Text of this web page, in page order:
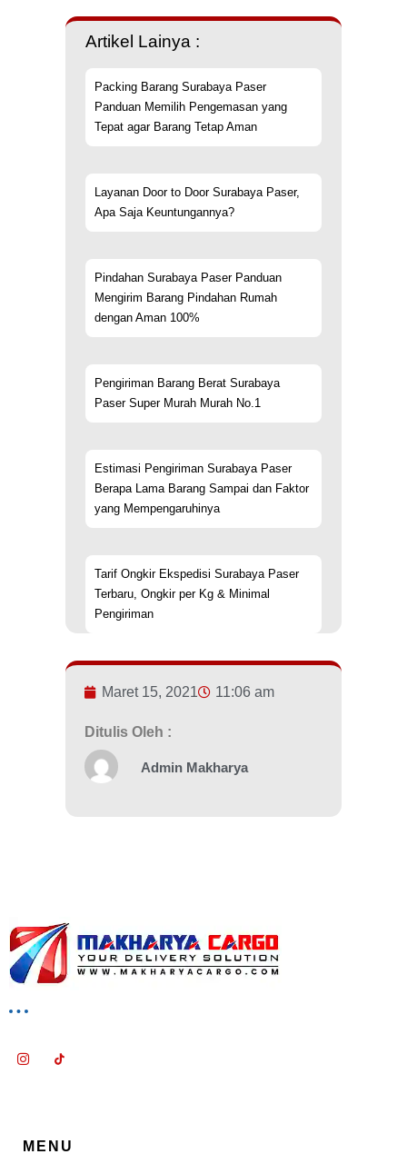
Artikel Lainya :
Packing Barang Surabaya Paser
Panduan Memilih Pengemasan yang
Tepat agar Barang Tetap Aman
Layanan Door to Door Surabaya Paser,
Apa Saja Keuntungannya?
Pindahan Surabaya Paser Panduan
Mengirim Barang Pindahan Rumah
dengan Aman 100%
Pengiriman Barang Berat Surabaya
Paser Super Murah Murah No.1
Estimasi Pengiriman Surabaya Paser
Berapa Lama Barang Sampai dan Faktor
yang Mempengaruhinya
Tarif Ongkir Ekspedisi Surabaya Paser
Terbaru, Ongkir per Kg & Minimal
Pengiriman
Maret 15, 2021 11:06 am
Ditulis Oleh :
Admin Makharya
MENU